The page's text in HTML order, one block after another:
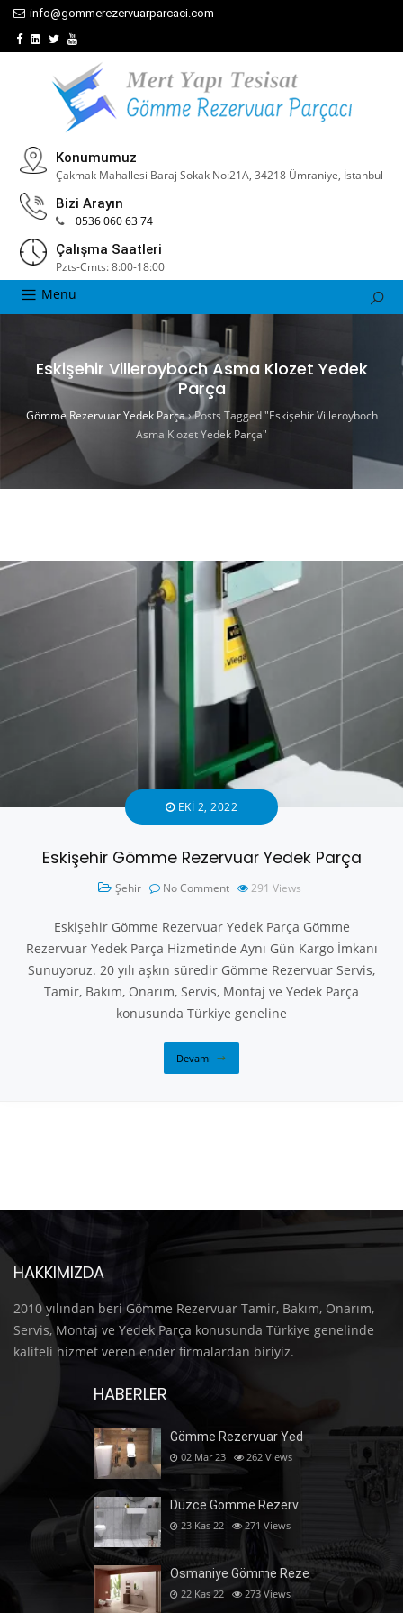
info@gommerezervuarparcaci.com
Konumumuz
Çakmak Mahallesi Baraj Sokak No:21A, 34218 Ümraniye, İstanbul
Bizi Arayın
0536 060 63 74
Çalışma Saatleri
Pzts-Cmts: 8:00-18:00
Menu
Eskişehir Villeroyboch Asma Klozet Yedek
Parça
Gömme Rezervuar Yedek Parça›Posts Tagged "Eskişehir Villeroyboch
Asma Klozet Yedek Parça"
EKI 2, 2022
Eskişehir Gömme Rezervuar Yedek Parça
Şehir No Comment 291 Views
Eskişehir Gömme Rezervuar Yedek Parça Gömme
Rezervuar Yedek Parça Hizmetinde Aynı Gün Kargo İmkanı
Sunuyoruz. 20 yılı aşkın süredir Gömme Rezervuar Servis,
Tamir, Bakım, Onarım, Servis, Montaj ve Yedek Parça
konusunda Türkiye geneline
Devamı
HAKKIMIZDA
2010 yılından beri Gömme Rezervuar Tamir, Bakım, Onarım,
Servis, Montaj ve Yedek Parça konusunda Türkiye genelinde
kaliteli hizmet veren ender firmalardan biriyiz.
HABERLER
Gömme Rezervuar Yed
02 Mar 23 262 Views
Düzce Gömme Rezerv
23 Kas 22 271 Views
Osmaniye Gömme Reze
22 Kas 22 273 Views